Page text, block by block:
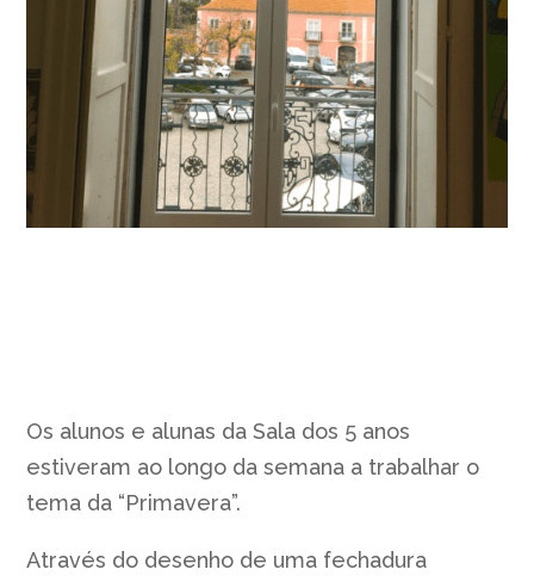
Os alunos e alunas da Sala dos 5 anos
estiveram ao longo da semana a trabalhar o
tema da “Primavera”.
Através do desenho de uma fechadura